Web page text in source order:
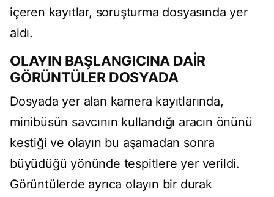
içeren kayıtlar, soruşturma dosyasında yer
aldı.
OLAYIN BAŞLANGICINA DAİR
GÖRÜNTÜLER DOSYADA
Dosyada yer alan kamera kayıtlarında,
minibüsün savcının kullandığı aracın önünü
kestiği ve olayın bu aşamadan sonra
büyüdüğü yönünde tespitlere yer verildi.
Görüntülerde ayrıca olayın bir durak